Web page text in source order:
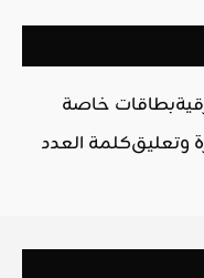
بطاقات خاصة
وتعليقكلمة العدد